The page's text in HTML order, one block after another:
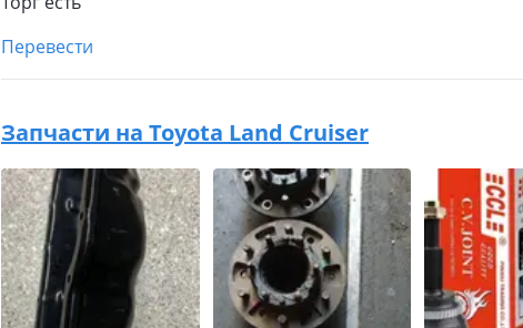
Перевести
Запчасти на Toyota Land Cruiser